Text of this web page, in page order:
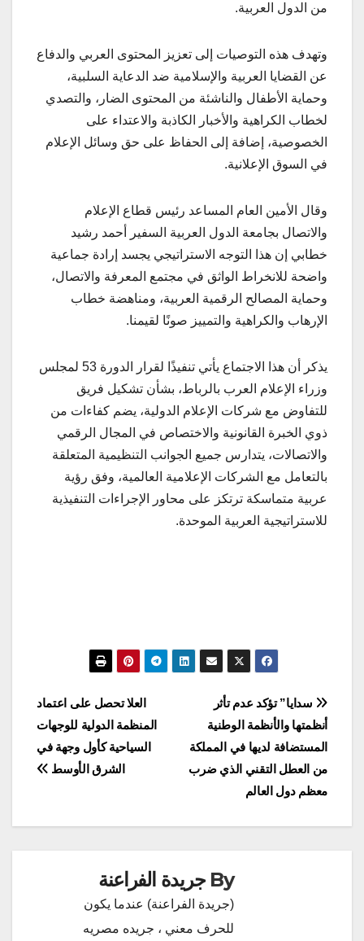
من الدول العربية.
وتهدف هذه التوصيات إلى تعزيز المحتوى العربي والدفاع
عن القضايا العربية والإسلامية ضد الدعاية السلبية،
وحماية الأطفال والناشئة من المحتوى الضار، والتصدي
لخطاب الكراهية والأخبار الكاذبة والاعتداء على
الخصوصية، إضافة إلى الحفاظ على حق وسائل الإعلام
في السوق الإعلانية.
وقال الأمين العام المساعد رئيس قطاع الإعلام
والاتصال بجامعة الدول العربية السفير أحمد رشيد
خطابي إن هذا التوجه الاستراتيجي يجسد إرادة جماعية
واضحة للانخراط الواثق في مجتمع المعرفة والاتصال،
وحماية المصالح الرقمية العربية، ومناهضة خطاب
الإرهاب والكراهية والتمييز صونًا لقيمنا.
يذكر أن هذا الاجتماع يأتي تنفيذًا لقرار الدورة 53 لمجلس
وزراء الإعلام العرب بالرباط، بشأن تشكيل فريق
للتفاوض مع شركات الإعلام الدولية، يضم كفاءات من
ذوي الخبرة القانونية والاختصاص في المجال الرقمي
والاتصالات، يتدارس جميع الجوانب التنظيمية المتعلقة
بالتعامل مع الشركات الإعلامية العالمية، وفق رؤية
عربية متماسكة ترتكز على محاور الإجراءات التنفيذية
للاستراتيجية العربية الموحدة.
تصفّح
المقالات
العلا تحصل على اعتماد
المنظمة الدولية للوجهات
السياحية كأول وجهة في
الشرق الأوسط
سدايا” تؤكد عدم تأثر
أنظمتها والأنظمة الوطنية
المستضافة لديها في المملكة
من العطل التقني الذي ضرب
معظم دول العالم
By جريدة الفراعنة
(جريدة الفراعنة) عندما يكون
للحرف معني ، جريده مصريه